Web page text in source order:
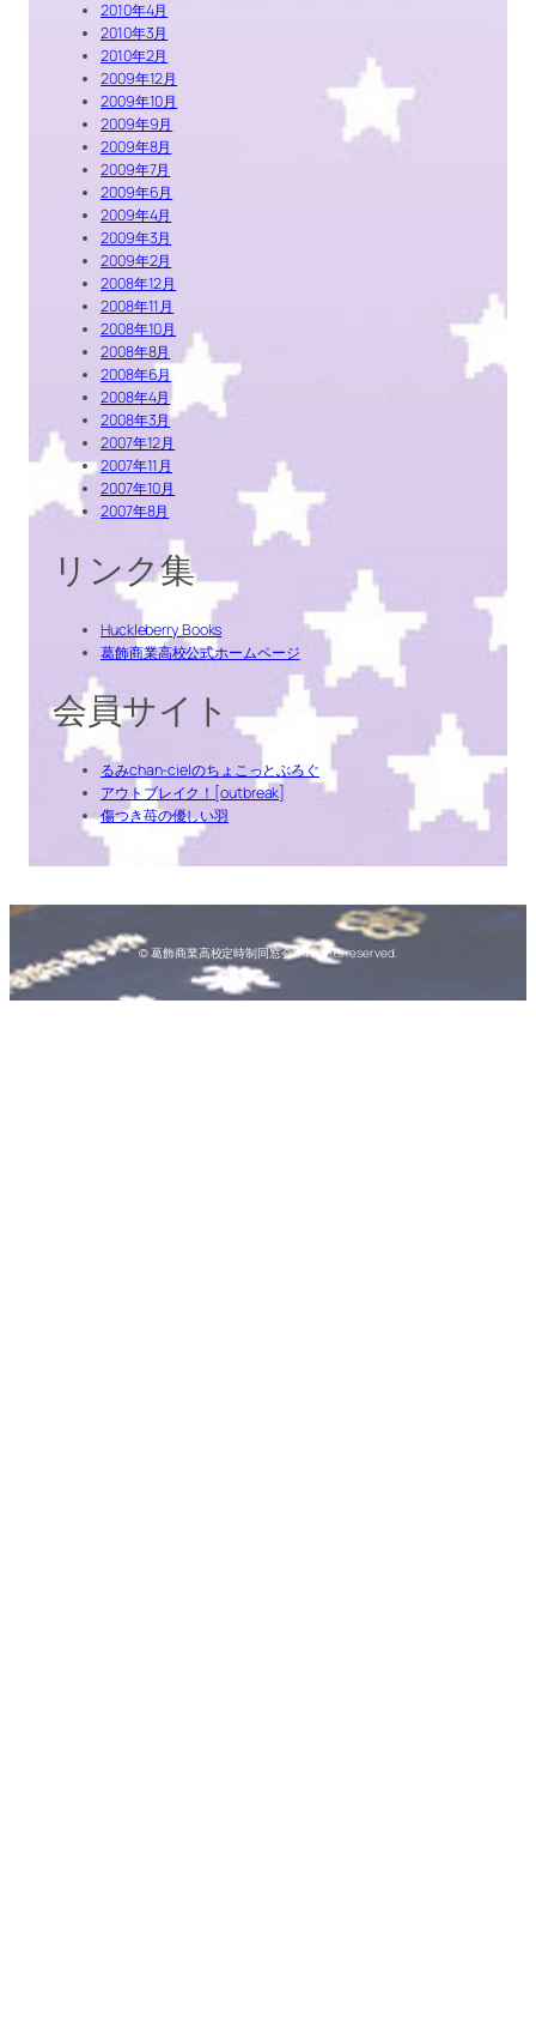
2010年4月
2010年3月
2010年2月
2009年12月
2009年10月
2009年9月
2009年8月
2009年7月
2009年6月
2009年4月
2009年3月
2009年2月
2008年12月
2008年11月
2008年10月
2008年8月
2008年6月
2008年4月
2008年3月
2007年12月
2007年11月
2007年10月
2007年8月
リンク集
Huckleberry Books
葛飾商業高校公式ホームページ
会員サイト
るみchan-cielのちょこっとぶろぐ
アウトブレイク！[outbreak]
傷つき苺の優しい羽
© 葛飾商業高校定時制同窓会. All rights reserved.